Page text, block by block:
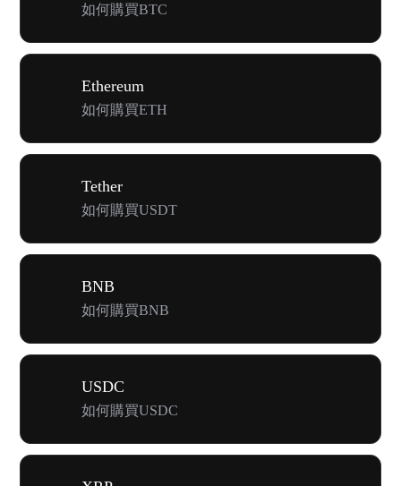
如何購買BTC
Ethereum
如何購買ETH
Tether
如何購買USDT
BNB
如何購買BNB
USDC
如何購買USDC